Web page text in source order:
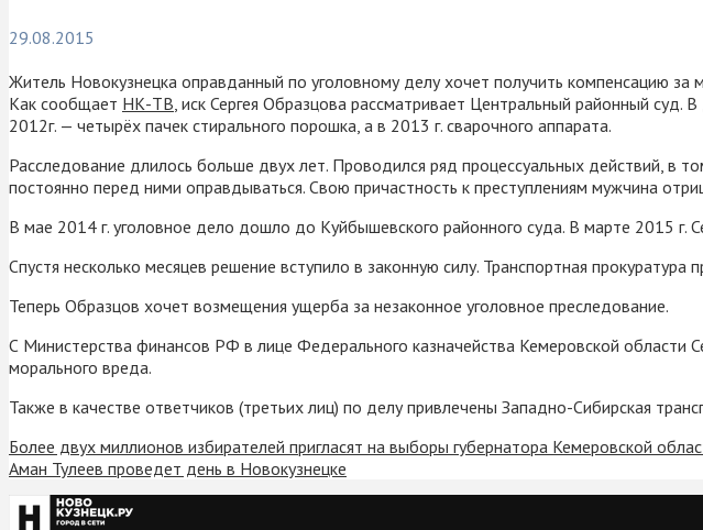
29.08.2015
Житель Новокузнецка оправданный по уголовному делу хочет получить компенсацию за
Как сообщает НК-ТВ , иск Сергея Образцова рассматривает Центральный районный
2012г. — четырёх пачек стирального порошка, а в 2013 г. сварочного аппарата.
Расследование длилось больше двух лет. Проводился ряд процессуальных действий, в
постоянно перед ними оправдываться. Свою причастность к преступлениям мужчина
В мае 2014 г. уголовное дело дошло до Куйбышевского районного суда. В марте 2015 г.
Спустя несколько месяцев решение вступило в законную силу. Транспортная
Теперь Образцов хочет возмещения ущерба за незаконное уголовное преследование.
С Министерства финансов РФ в лице Федерального казначейства Кемеровской области
морального вреда.
Также в качестве ответчиков (третьих лиц) по делу привлечены Западно-Сибирская
Более двух миллионов избирателей пригласят на выборы губернатора Кемеровской
Аман Тулеев проведет день в Новокузнецке